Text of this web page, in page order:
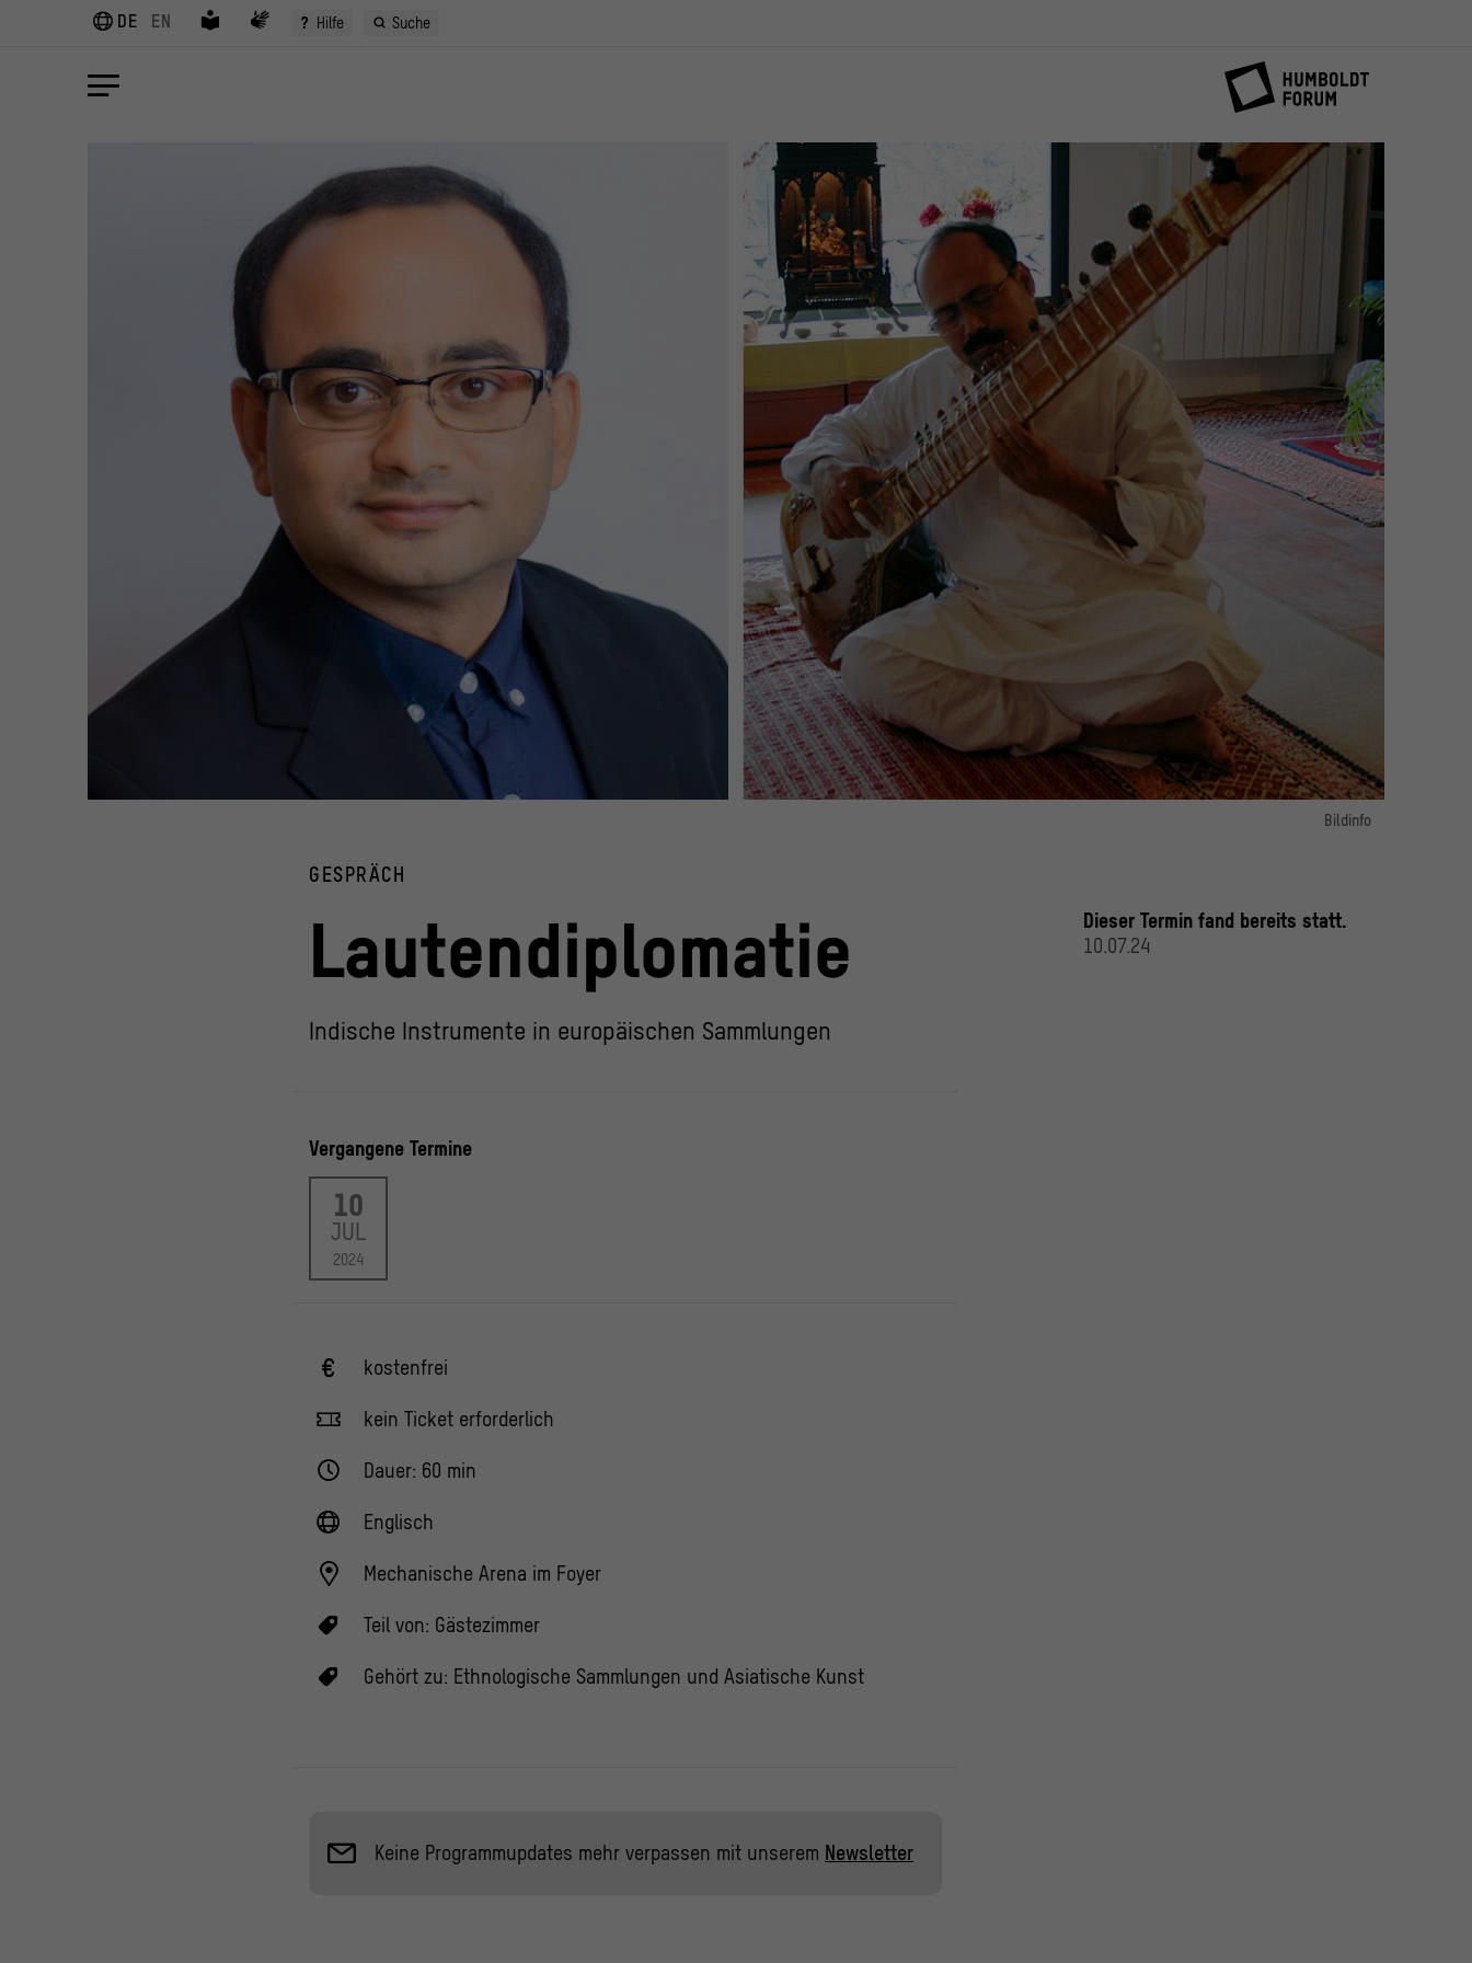
DE EN ? Hilfe Suche
Bildinfo
GESPRÄCH
Lautendiplomatie
Indische Instrumente in europäischen Sammlungen
Vergangene Termine
10
JUL
2024
kostenfrei
kein Ticket erforderlich
Dauer: 60 min
Englisch
Mechanische Arena im Foyer
Teil von: Gästezimmer
Gehört zu: Ethnologische Sammlungen und Asiatische Kunst
Dieser Termin fand bereits statt.
10.07.24
Keine Programmupdates mehr verpassen mit unserem Newsletter